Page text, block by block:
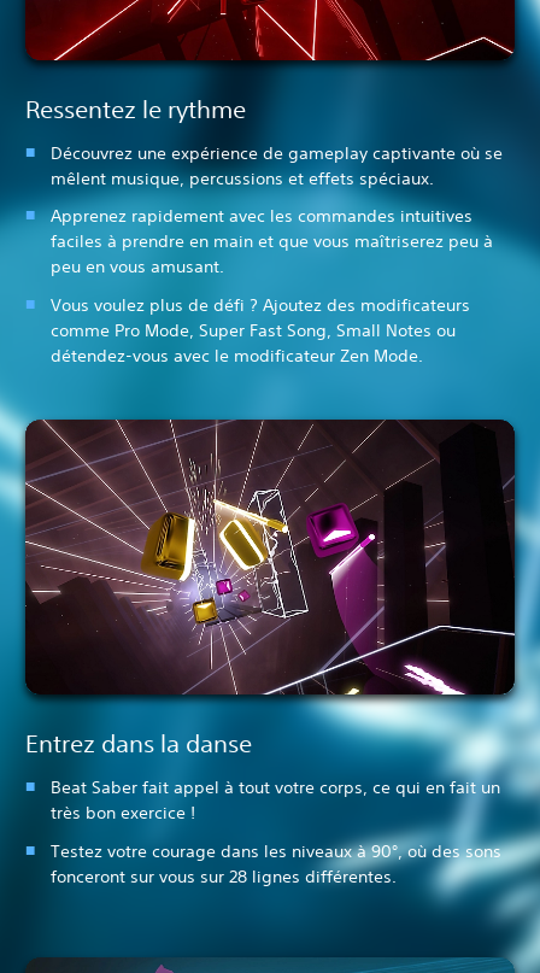
Ressentez le rythme
Découvrez une expérience de gameplay captivante où se
mêlent musique, percussions et effets spéciaux.
Apprenez rapidement avec les commandes intuitives
faciles à prendre en main et que vous maîtriserez peu à
peu en vous amusant.
Vous voulez plus de défi ? Ajoutez des modificateurs
comme Pro Mode, Super Fast Song, Small Notes ou
détendez-vous avec le modificateur Zen Mode.
Entrez dans la danse
Beat Saber fait appel à tout votre corps, ce qui en fait un
très bon exercice !
Testez votre courage dans les niveaux à 90°, où des sons
fonceront sur vous sur 28 lignes différentes.